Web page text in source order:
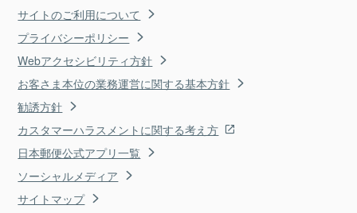
サイトのご利用について
プライバシーポリシー
Webアクセシビリティ方針
お客さま本位の業務運営に関する基本方針
勧誘方針
カスタマーハラスメントに関する考え方
日本郵便公式アプリ一覧
ソーシャルメディア
サイトマップ